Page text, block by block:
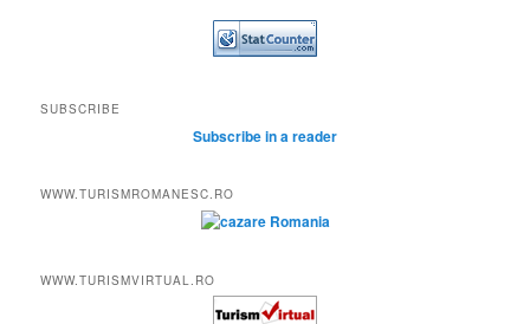
SUBSCRIBE
Subscribe in a reader
WWW.TURISMROMANESC.RO
WWW.TURISMVIRTUAL.RO